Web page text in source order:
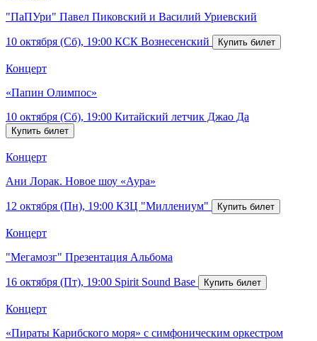
"ПаПУри" Павел Пиковский и Василий Уриевский
10 октября (Сб), 19:00 КСК Вознесенский
Концерт
«Папин Олимпос»
10 октября (Сб), 19:00 Китайский летчик Джао Да
Концерт
Ани Лорак. Новое шоу «Аура»
12 октября (Пн), 19:00 КЗЦ "Миллениум"
Концерт
"Мегамозг" Презентация Альбома
16 октября (Пт), 19:00 Spirit Sound Base
Концерт
«Пираты Карибского моря» с симфоническим оркестром